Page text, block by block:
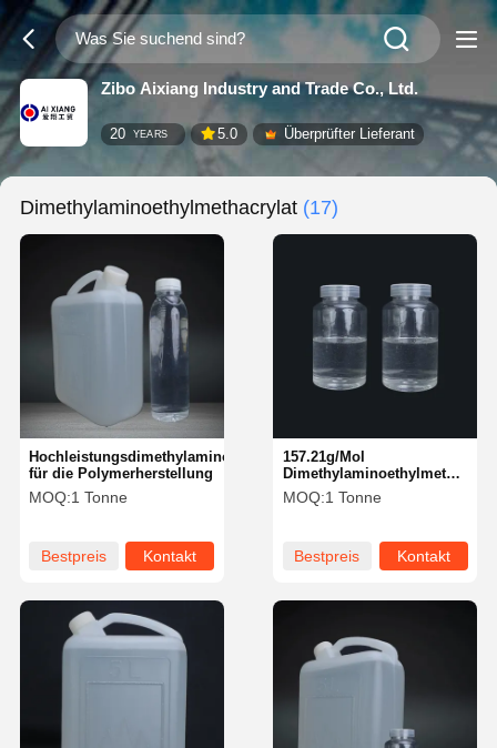
Zibo Aixiang Industry and Trade Co., Ltd.
20 YEARS 5.0 Überprüfter Lieferant
Dimethylaminoethylmethacrylat (17)
Hochleistungsdimethylaminoethylmethacrylat
für die Polymerherstellung
MOQ:1 Tonne
Bestpreis Kontakt
157.21g/Mol
186°C Notwendiger Zusatz
für eine optimale
MOQ:1 Tonne
Bestpreis Kontakt